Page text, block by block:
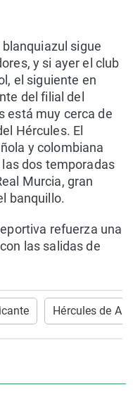
sigue
y si ayer el club
el siguiente en
del filial del
está muy cerca de
Hércules. El
y colombiana
dos temporadas
Murcia, gran
banquillo.
refuerza una
las salidas de
Hércules de